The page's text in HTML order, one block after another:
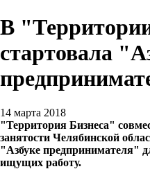
В
стартовала
14 марта 2018
"Территория Бизнеса"
занятости Челябинской
"Азбуке предпринимателя"
ищущих работу.